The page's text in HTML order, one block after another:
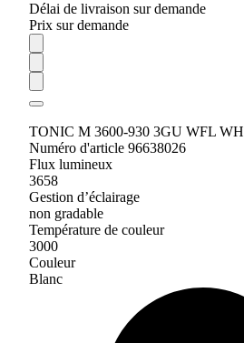
Délai de livraison sur demande
Prix sur demande
TONIC M 3600-930 3GU WFL WH
Numéro d'article 96638026
Flux lumineux
3658
Gestion d’éclairage
non gradable
Température de couleur
3000
Couleur
Blanc